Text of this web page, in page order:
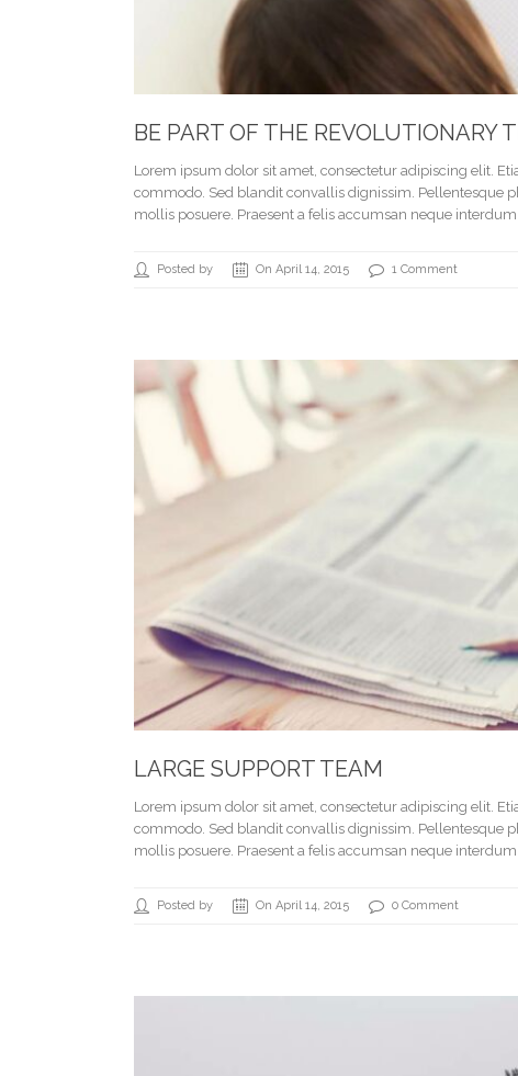
BE PART OF THE REVOLUTIONARY
Lorem ipsum dolor sit amet, consectetur adipiscing elit.
commodo. Sed blandit convallis dignissim. Pellentesque
mollis posuere. Praesent a felis accumsan neque
Posted by On April 14, 2015 1 Comment
LARGE SUPPORT TEAM
Lorem ipsum dolor sit amet, consectetur adipiscing elit.
commodo. Sed blandit convallis dignissim. Pellentesque
mollis posuere. Praesent a felis accumsan neque
Posted by On April 14, 2015 0 Comment